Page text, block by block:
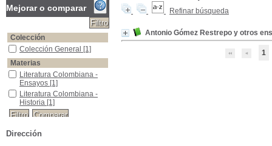
Refinar búsqueda
Antonio Gómez Restrepo y otros
1
Mejorar o comparar
Colección
Colección General
Colección General [1]
Materias
Literatura Colombiana -Ensayos
Literatura Colombiana -
Ensayos [1]
Literatura Colombiana -Historia
Literatura Colombiana -
Historia [1]
Dirección